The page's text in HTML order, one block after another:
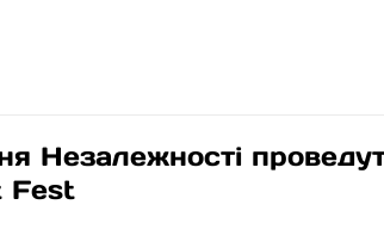
Незалежності
Fest